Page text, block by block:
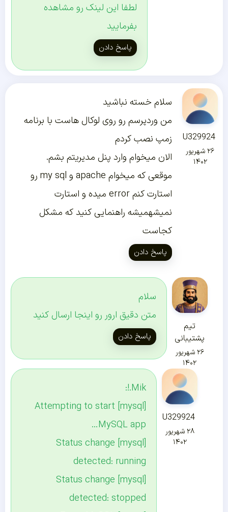
لطفا این لینک رو مشاهده
بفرمایید
پاسخ دادن
U329924
۲۶ شهریور
۱۴۰۲
سلام خسته نباشید
من وردپرسم رو روی لوکال هاست با برنامه
زمپ نصب کردم
الان میخوام وارد پنل مدیریتم بشم.
موقعی که میخوام apache و my sql رو
استارت کنم error میده و استارت
نمیشهمیشه راهنمایی کنید که مشکل
کجاست
پاسخ دادن
تیم
پشتیبانی
۲۶ شهریور
۱۴۰۲
سلام
متن دقیق ارور رو اینجا ارسال کنید
پاسخ دادن
U329924
۲۸ شهریور
۱۴۰۲
Mik.!:
[mysql] Attempting to start
MySQL app…
[mysql] Status change
detected: running
[mysql] Status change
detected: stopped